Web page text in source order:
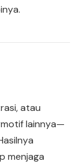
atau
lainnya—
menjaga